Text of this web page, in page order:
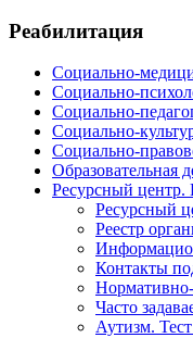
Реабилитация
Социально-
Социально-
Социально-
Социально-
Социально-
Образовательная
Ресурсный центр.
Ресурсный
Реестр
Контакты
Часто
Аутизм.